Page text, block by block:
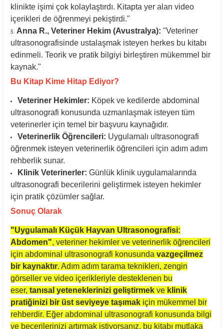
klinikte işimi çok kolaylaştırdı. Kitapta yer alan video
içerikleri de öğrenmeyi pekiştirdi."
Anna R., Veteriner Hekim (Avustralya): "Veteriner
ultrasonografisinde ustalaşmak isteyen herkes bu kitabı
edinmeli. Teorik ve pratik bilgiyi birleştiren mükemmel bir
kaynak."
Bu Kitap Kime Hitap Ediyor?
Veteriner Hekimler: Köpek ve kedilerde abdominal
ultrasonografi konusunda uzmanlaşmak isteyen tüm
veterinerler için temel bir başvuru kaynağıdır.
Veterinerlik Öğrencileri: Uygulamalı ultrasonografi
öğrenmek isteyen veterinerlik öğrencileri için adım adım
rehberlik sunar.
Klinik Veterinerler: Günlük klinik uygulamalarında
ultrasonografi becerilerini geliştirmek isteyen hekimler
için pratik çözümler sağlar.
Sonuç Olarak
"Uygulamalı Küçük Hayvan Ultrasonografisi:
Abdomen", veteriner hekimler ve veterinerlik öğrencileri
için abdominal ultrasonografi konusunda vazgeçilmez
bir kaynaktır. Adım adım tarama teknikleri, zengin
görseller ve video içerikleriyle desteklenen bu
eser, tanısal yeteneklerinizi geliştirmek ve klinik
pratiğinizi bir üst seviyeye taşımak için mükemmel bir
rehberdir. Eğer abdominal ultrasonografi konusunda bilgi
ve becerilerinizi artırmak istiyorsanız, bu kitabı mutlaka